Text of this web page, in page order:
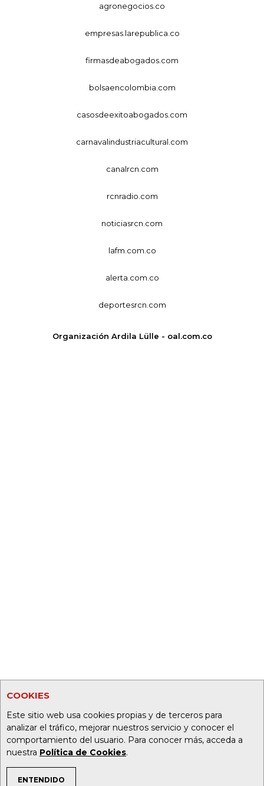
COOKIES
Este sitio web usa cookies propias y de terceros para
analizar el tráfico, mejorar nuestros servicio y conocer el
comportamiento del usuario. Para conocer más, acceda a
nuestra Política de Cookies.
ENTENDIDO
agronegocios.co
empresas.larepublica.co
firmasdeabogados.com
bolsaencolombia.com
casosdeexitoabogados.com
carnavalindustriacultural.com
canalrcn.com
rcnradio.com
noticiasrcn.com
lafm.com.co
alerta.com.co
deportesrcn.com
Organización Ardila Lülle - oal.com.co